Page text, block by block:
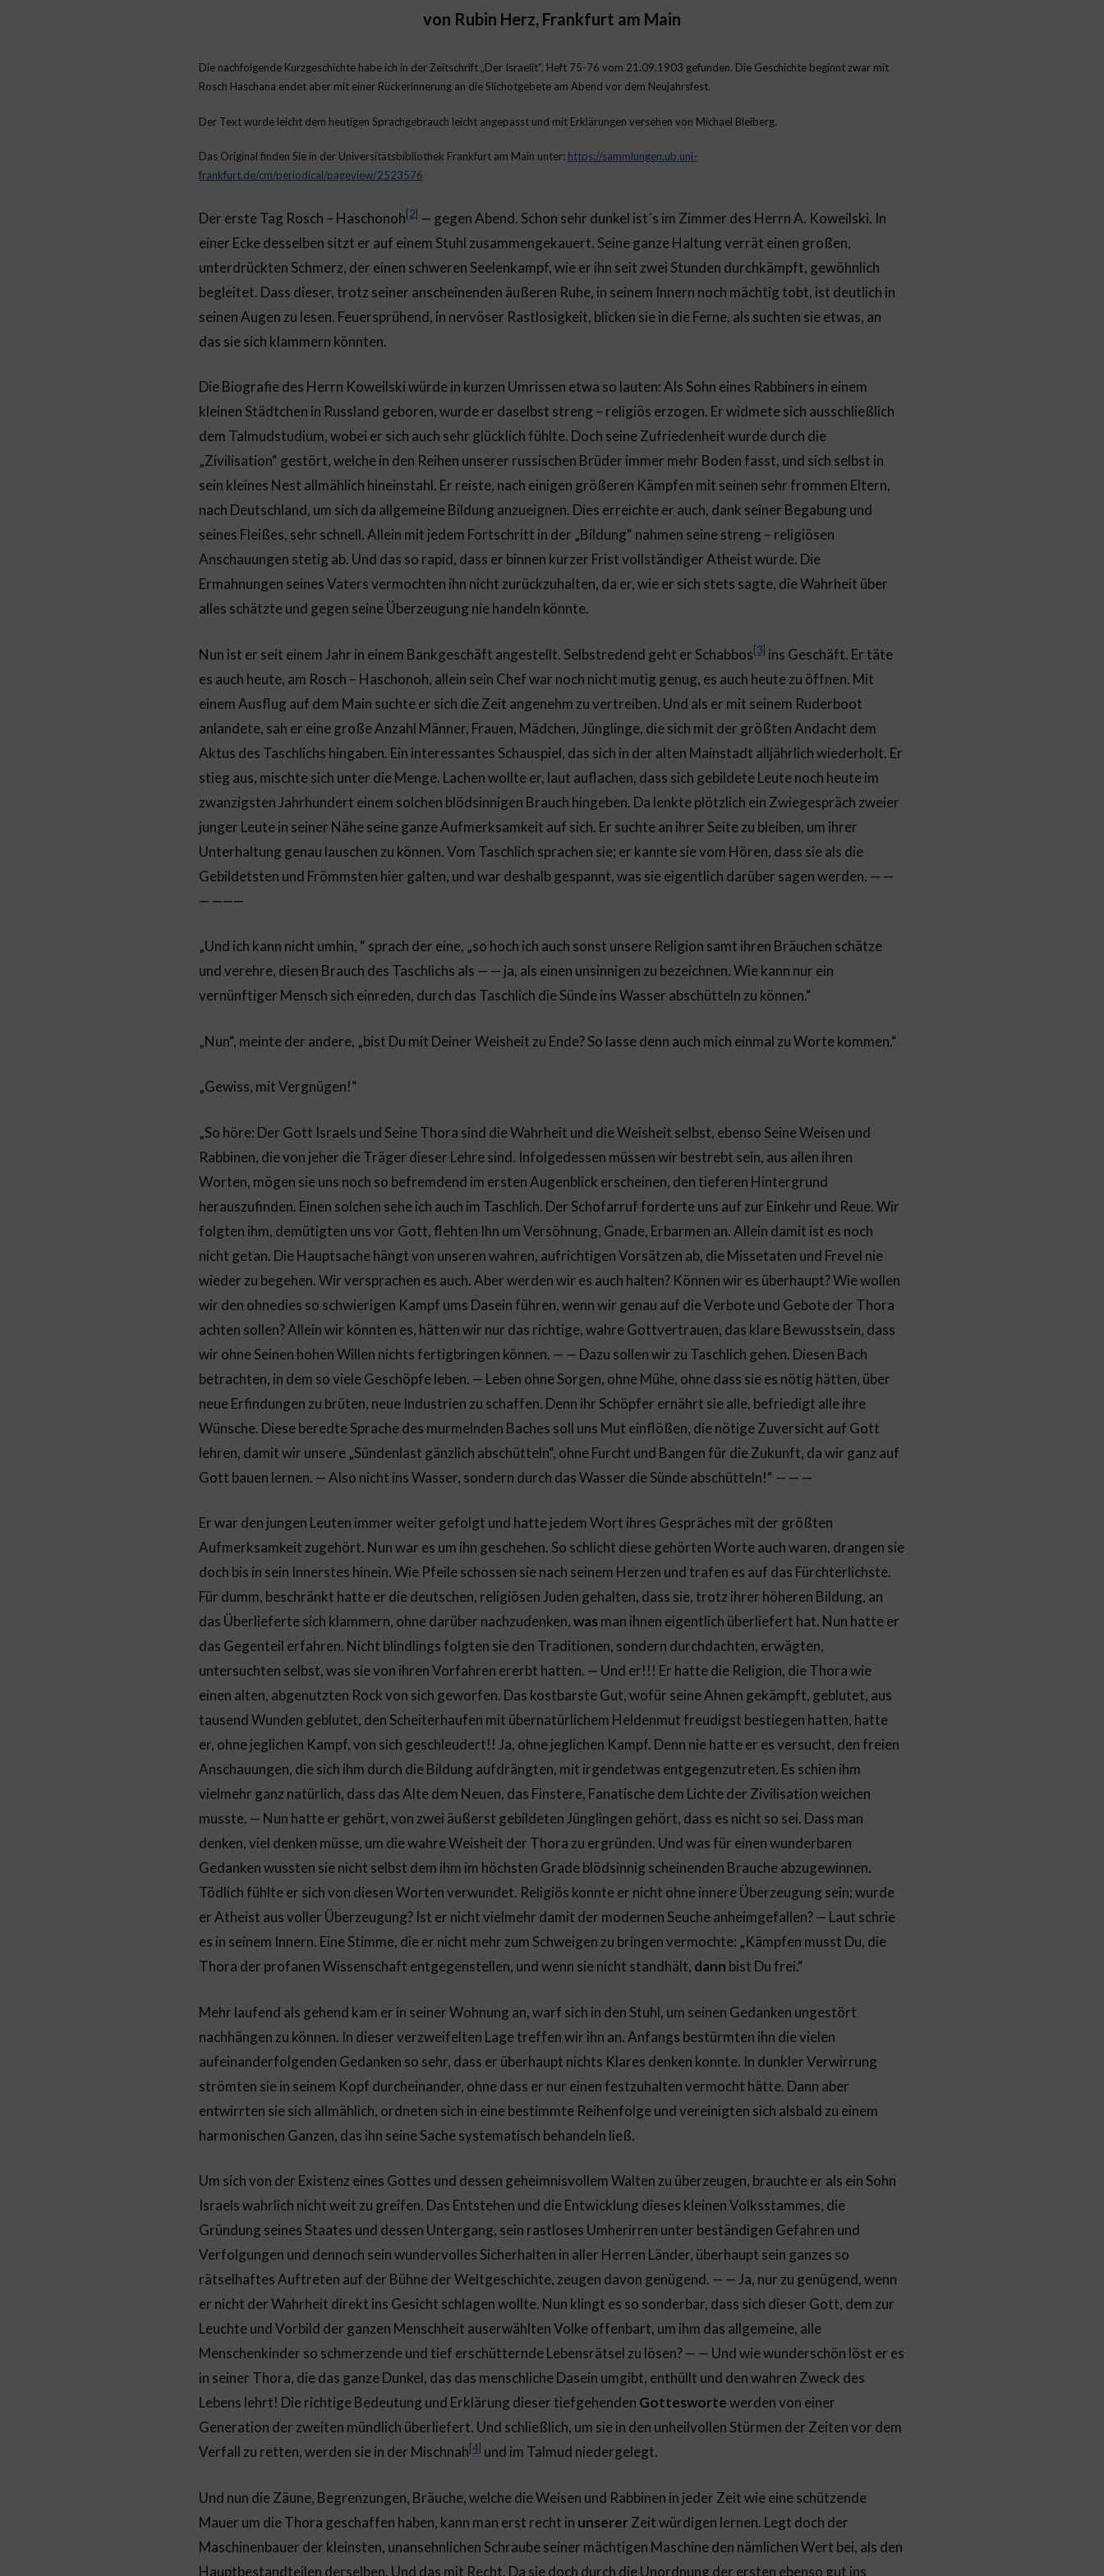
von Rubin Herz, Frankfurt am Main
Die nachfolgende Kurzgeschichte habe ich in der Zeitschrift „Der Israelit“, Heft 75-76 vom 21.09.1903 gefunden. Die Geschichte beginnt zwar mit
Rosch Haschana endet aber mit einer Rückerinnerung an die Slichotgebete am Abend vor dem Neujahrsfest.
Der Text wurde leicht dem heutigen Sprachgebrauch leicht angepasst und mit Erklärungen versehen von Michael Bleiberg.
Das Original finden Sie in der Universitätsbibliothek Frankfurt am Main unter: https://sammlungen.ub.uni-
frankfurt.de/cm/periodical/pageview/2523576
Der erste Tag Rosch – Haschonoh[2] — gegen Abend. Schon sehr dunkel ist´s im Zimmer des Herrn A. Koweilski. In
einer Ecke desselben sitzt er auf einem Stuhl zusammengekauert. Seine ganze Haltung verrät einen großen,
unterdrückten Schmerz, der einen schweren Seelenkampf, wie er ihn seit zwei Stunden durchkämpft, gewöhnlich
begleitet. Dass dieser, trotz seiner anscheinenden äußeren Ruhe, in seinem Innern noch mächtig tobt, ist deutlich in
seinen Augen zu lesen. Feuersprühend, in nervöser Rastlosigkeit, blicken sie in die Ferne, als suchten sie etwas, an
das sie sich klammern könnten.
Die Biografie des Herrn Koweilski würde in kurzen Umrissen etwa so lauten: Als Sohn eines Rabbiners in einem
kleinen Städtchen in Russland geboren, wurde er daselbst streng – religiös erzogen. Er widmete sich ausschließlich
dem Talmudstudium, wobei er sich auch sehr glücklich fühlte. Doch seine Zufriedenheit wurde durch die
„Zivilisation“ gestört, welche in den Reihen unserer russischen Brüder immer mehr Boden fasst, und sich selbst in
sein kleines Nest allmählich hineinstahl. Er reiste, nach einigen größeren Kämpfen mit seinen sehr frommen Eltern,
nach Deutschland, um sich da allgemeine Bildung anzueignen. Dies erreichte er auch, dank seiner Begabung und
seines Fleißes, sehr schnell. Allein mit jedem Fortschritt in der „Bildung“ nahmen seine streng – religiösen
Anschauungen stetig ab. Und das so rapid, dass er binnen kurzer Frist vollständiger Atheist wurde. Die
Ermahnungen seines Vaters vermochten ihn nicht zurückzuhalten, da er, wie er sich stets sagte, die Wahrheit über
alles schätzte und gegen seine Überzeugung nie handeln könnte.
Nun ist er seit einem Jahr in einem Bankgeschäft angestellt. Selbstredend geht er Schabbos[3] ins Geschäft. Er täte
es auch heute, am Rosch – Haschonoh, allein sein Chef war noch nicht mutig genug, es auch heute zu öffnen. Mit
einem Ausflug auf dem Main suchte er sich die Zeit angenehm zu vertreiben. Und als er mit seinem Ruderboot
anlandete, sah er eine große Anzahl Männer, Frauen, Mädchen, Jünglinge, die sich mit der größten Andacht dem
Aktus des Taschlichs hingaben. Ein interessantes Schauspiel, das sich in der alten Mainstadt alljährlich wiederholt. Er
stieg aus, mischte sich unter die Menge. Lachen wollte er, laut auflachen, dass sich gebildete Leute noch heute im
zwanzigsten Jahrhundert einem solchen blödsinnigen Brauch hingeben. Da lenkte plötzlich ein Zwiegespräch zweier
junger Leute in seiner Nähe seine ganze Aufmerksamkeit auf sich. Er suchte an ihrer Seite zu bleiben, um ihrer
Unterhaltung genau lauschen zu können. Vom Taschlich sprachen sie; er kannte sie vom Hören, dass sie als die
Gebildetsten und Frömmsten hier galten, und war deshalb gespannt, was sie eigentlich darüber sagen werden. — —
— ———
„Und ich kann nicht umhin, “ sprach der eine, „so hoch ich auch sonst unsere Religion samt ihren Bräuchen schätze
und verehre, diesen Brauch des Taschlichs als — — ja, als einen unsinnigen zu bezeichnen. Wie kann nur ein
vernünftiger Mensch sich einreden, durch das Taschlich die Sünde ins Wasser abschütteln zu können.“
„Nun“, meinte der andere, „bist Du mit Deiner Weisheit zu Ende? So lasse denn auch mich einmal zu Worte kommen.“
„Gewiss, mit Vergnügen!“
„So höre: Der Gott Israels und Seine Thora sind die Wahrheit und die Weisheit selbst, ebenso Seine Weisen und
Rabbinen, die von jeher die Träger dieser Lehre sind. Infolgedessen müssen wir bestrebt sein, aus allen ihren
Worten, mögen sie uns noch so befremdend im ersten Augenblick erscheinen, den tieferen Hintergrund
herauszufinden. Einen solchen sehe ich auch im Taschlich. Der Schofarruf forderte uns auf zur Einkehr und Reue. Wir
folgten ihm, demütigten uns vor Gott, flehten Ihn um Versöhnung, Gnade, Erbarmen an. Allein damit ist es noch
nicht getan. Die Hauptsache hängt von unseren wahren, aufrichtigen Vorsätzen ab, die Missetaten und Frevel nie
wieder zu begehen. Wir versprachen es auch. Aber werden wir es auch halten? Können wir es überhaupt? Wie wollen
wir den ohnedies so schwierigen Kampf ums Dasein führen, wenn wir genau auf die Verbote und Gebote der Thora
achten sollen? Allein wir könnten es, hätten wir nur das richtige, wahre Gottvertrauen, das klare Bewusstsein, dass
wir ohne Seinen hohen Willen nichts fertigbringen können. — — Dazu sollen wir zu Taschlich gehen. Diesen Bach
betrachten, in dem so viele Geschöpfe leben. — Leben ohne Sorgen, ohne Mühe, ohne dass sie es nötig hätten, über
neue Erfindungen zu brüten, neue Industrien zu schaffen. Denn ihr Schöpfer ernährt sie alle, befriedigt alle ihre
Wünsche. Diese beredte Sprache des murmelnden Baches soll uns Mut einflößen, die nötige Zuversicht auf Gott
lehren, damit wir unsere „Sündenlast gänzlich abschütteln“, ohne Furcht und Bangen für die Zukunft, da wir ganz auf
Gott bauen lernen. — Also nicht ins Wasser, sondern durch das Wasser die Sünde abschütteln!“ — — —
Er war den jungen Leuten immer weiter gefolgt und hatte jedem Wort ihres Gespräches mit der größten
Aufmerksamkeit zugehört. Nun war es um ihn geschehen. So schlicht diese gehörten Worte auch waren, drangen sie
doch bis in sein Innerstes hinein. Wie Pfeile schossen sie nach seinem Herzen und trafen es auf das Fürchterlichste.
Für dumm, beschränkt hatte er die deutschen, religiösen Juden gehalten, dass sie, trotz ihrer höheren Bildung, an
das Überlieferte sich klammern, ohne darüber nachzudenken,wasman ihnen eigentlich überliefert hat. Nun hatte er
das Gegenteil erfahren. Nicht blindlings folgten sie den Traditionen, sondern durchdachten, erwägten,
untersuchten selbst, was sie von ihren Vorfahren ererbt hatten. — Und er!!! Er hatte die Religion, die Thora wie
einen alten, abgenutzten Rock von sich geworfen. Das kostbarste Gut, wofür seine Ahnen gekämpft, geblutet, aus
tausend Wunden geblutet, den Scheiterhaufen mit übernatürlichem Heldenmut freudigst bestiegen hatten, hatte
er, ohne jeglichen Kampf, von sich geschleudert!! Ja, ohne jeglichen Kampf. Denn nie hatte er es versucht, den freien
Anschauungen, die sich ihm durch die Bildung aufdrängten, mit irgendetwas entgegenzutreten. Es schien ihm
vielmehr ganz natürlich, dass das Alte dem Neuen, das Finstere, Fanatische dem Lichte der Zivilisation weichen
musste. — Nun hatte er gehört, von zwei äußerst gebildeten Jünglingen gehört, dass es nicht so sei. Dass man
denken, viel denken müsse, um die wahre Weisheit der Thora zu ergründen. Und was für einen wunderbaren
Gedanken wussten sie nicht selbst dem ihm im höchsten Grade blödsinnig scheinenden Brauche abzugewinnen.
Tödlich fühlte er sich von diesen Worten verwundet. Religiös konnte er nicht ohne innere Überzeugung sein; wurde
er Atheist aus voller Überzeugung? Ist er nicht vielmehr damit der modernen Seuche anheimgefallen? — Laut schrie
es in seinem Innern. Eine Stimme, die er nicht mehr zum Schweigen zu bringen vermochte: „Kämpfen musst Du, die
Thora der profanen Wissenschaft entgegenstellen, und wenn sie nicht standhält, dann bist Du frei.“
Mehr laufend als gehend kam er in seiner Wohnung an, warf sich in den Stuhl, um seinen Gedanken ungestört
nachhängen zu können. In dieser verzweifelten Lage treffen wir ihn an. Anfangs bestürmten ihn die vielen
aufeinanderfolgenden Gedanken so sehr, dass er überhaupt nichts Klares denken konnte. In dunkler Verwirrung
strömten sie in seinem Kopf durcheinander, ohne dass er nur einen festzuhalten vermocht hätte. Dann aber
entwirrten sie sich allmählich, ordneten sich in eine bestimmte Reihenfolge und vereinigten sich alsbald zu einem
harmonischen Ganzen, das ihn seine Sache systematisch behandeln ließ.
Um sich von der Existenz eines Gottes und dessen geheimnisvollem Walten zu überzeugen, brauchte er als ein Sohn
Israels wahrlich nicht weit zu greifen. Das Entstehen und die Entwicklung dieses kleinen Volksstammes, die
Gründung seines Staates und dessen Untergang, sein rastloses Umherirren unter beständigen Gefahren und
Verfolgungen und dennoch sein wundervolles Sicherhalten in aller Herren Länder, überhaupt sein ganzes so
rätselhaftes Auftreten auf der Bühne der Weltgeschichte, zeugen davon genügend. — — Ja, nur zu genügend, wenn
er nicht der Wahrheit direkt ins Gesicht schlagen wollte. Nun klingt es so sonderbar, dass sich dieser Gott, dem zur
Leuchte und Vorbild der ganzen Menschheit auserwählten Volke offenbart, um ihm das allgemeine, alle
Menschenkinder so schmerzende und tief erschütternde Lebensrätsel zu lösen? — — Und wie wunderschön löst er es
in seiner Thora, die das ganze Dunkel, das das menschliche Dasein umgibt, enthüllt und den wahren Zweck des
Lebens lehrt! Die richtige Bedeutung und Erklärung dieser tiefgehenden Gotteswortewerden von einer
Generation der zweiten mündlich überliefert. Und schließlich, um sie in den unheilvollen Stürmen der Zeiten vor dem
Verfall zu retten, werden sie in der Mischnah[4] und im Talmud niedergelegt.
Und nun die Zäune, Begrenzungen, Bräuche, welche die Weisen und Rabbinen in jeder Zeit wie eine schützende
Mauer um die Thora geschaffen haben, kann man erst recht in unsererZeit würdigen lernen. Legt doch der
Maschinenbauer der kleinsten, unansehnlichen Schraube seiner mächtigen Maschine den nämlichen Wert bei, als den
Hauptbestandteilen derselben. Und das mit Recht. Da sie doch durch die Unordnung der ersten ebenso gut ins